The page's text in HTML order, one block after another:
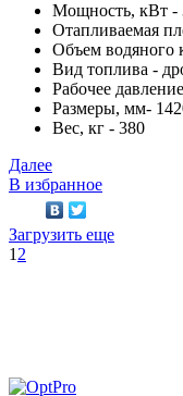
Мощность, кВт -
Отапливаемая
Объем водяного
Вид топлива -
Рабочее
Размеры, мм-
Вес, кг - 380
Далее
В избранное
Загрузить еще
1 2